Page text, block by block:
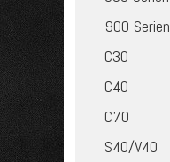
900-Serien
C30
C40
C70
S40/V40